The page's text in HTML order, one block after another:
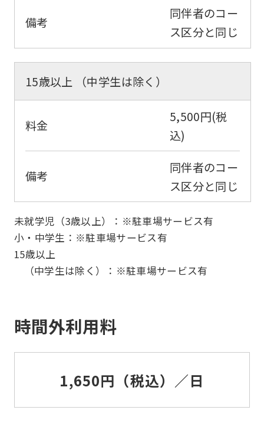
備考
同伴者のコー
ス区分と同じ
15歳以上 （中学生は除く）
料金
5,500円(税
込)
備考
同伴者のコー
ス区分と同じ
未就学児（3歳以上）：※駐車場サービス有
小・中学生：※駐車場サービス有
15歳以上
（中学生は除く）：※駐車場サービス有
時間外利用料
1,650円（税込）／日